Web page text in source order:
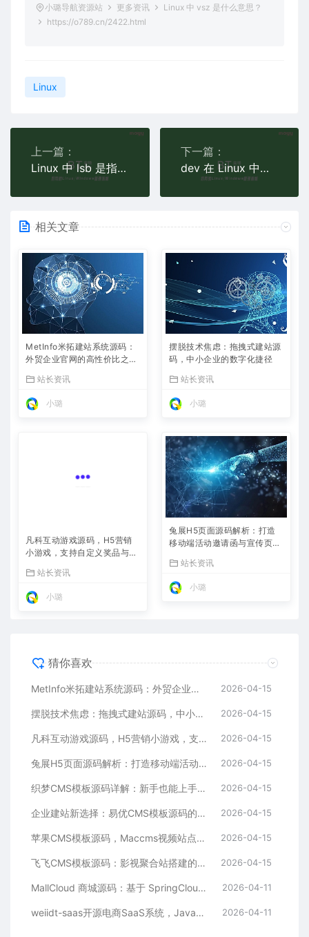
小璐导航资源站 更多资讯
Linux 中 vsz 是什么意思？
https://o789.cn/2422.html
Linux
上一篇：
Linux 中 lsb 是指什么？
下一篇：
dev 在 Linux 中是什么意思？
相关文章
MetInfo米拓建站系统源码：
外贸企业官网的高性价比之
站长资讯
小璐
摆脱技术焦虑：拖拽式建站源
码，中小企业的数字化捷径
站长资讯
小璐
凡科互动游戏源码，H5营销
小游戏，支持自定义奖品与分
站长资讯
小璐
兔展H5页面源码解析：打造
移动端活动邀请函与宣传页的
站长资讯
小璐
猜你喜欢
MetInfo米拓建站系统源码：外贸企业官网的高性价比之选，内置SEO省心落地 2026-04-15
摆脱技术焦虑：拖拽式建站源码，中小企业的数字化捷径 2026-04-15
凡科互动游戏源码，H5营销小游戏，支持自定义奖品与分享 2026-04-15
兔展H5页面源码解析：打造移动端活动邀请函与宣传页的利器 2026-04-15
织梦CMS模板源码详解：新手也能上手的DedeCMS二次开发与建站指南 2026-04-15
企业建站新选择：易优CMS模板源码的多语言与SEO优势 2026-04-15
苹果CMS模板源码，Maccms视频站点，影视资源站模板首选 2026-04-15
飞飞CMS模板源码：影视聚合站搭建的理想之选 2026-04-15
MallCloud 商城源码：基于 SpringCloud Alibaba 的高并发电商系统深度解析 2026-04-11
weiidt-saas开源电商SaaS系统，Java社区版，支持多租户与插件化扩展 2026-04-11